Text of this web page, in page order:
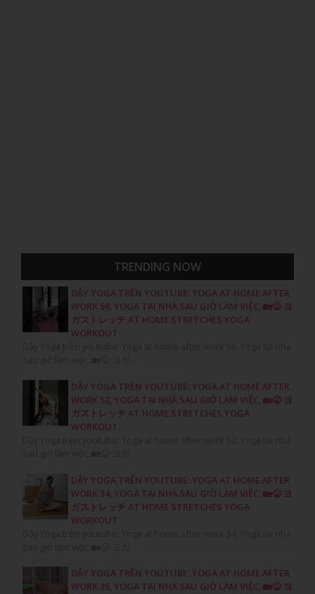
TRENDING NOW
DẬY YOGA TRÊN YOUTUBE: YOGA AT HOME AFTER
WORK 56, YOGA TẠI NHÀ SAU GIỜ LÀM VIỆC, 🏡😛 ヨ
ガストレッチ AT HOME STRETCHES YOGA
WORKOUT
DẬY YOGA TRÊN YOUTUBE: YOGA AT HOME AFTER
WORK 52, YOGA TẠI NHÀ SAU GIỜ LÀM VIỆC, 🏡😛 ヨ
ガストレッチ AT HOME STRETCHES YOGA
WORKOUT
DẬY YOGA TRÊN YOUTUBE: YOGA AT HOME AFTER
WORK 34, YOGA TẠI NHÀ SAU GIỜ LÀM VIỆC, 🏡😛 ヨ
ガストレッチ AT HOME STRETCHES YOGA
WORKOUT
DẬY YOGA TRÊN YOUTUBE: YOGA AT HOME AFTER
WORK 35, YOGA TẠI NHÀ SAU GIỜ LÀM VIỆC, 🏡😛 ヨ